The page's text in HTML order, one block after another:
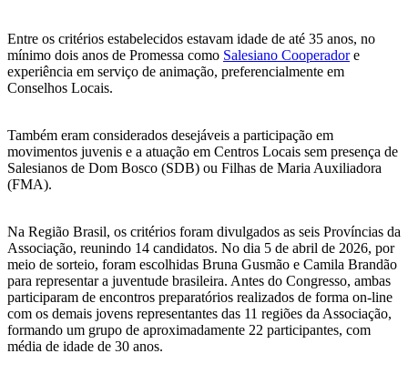
Entre os critérios estabelecidos estavam idade de até 35 anos, no
mínimo dois anos de Promessa como Salesiano Cooperadore
experiência em serviço de animação, preferencialmente em
Conselhos Locais.
Também eram considerados desejáveis a participação em
movimentos juvenis e a atuação em Centros Locais sem presença de
Salesianos de Dom Bosco (SDB) ou Filhas de Maria Auxiliadora
(FMA).
Na Região Brasil, os critérios foram divulgados as seis Províncias da
Associação, reunindo 14 candidatos. No dia 5 de abril de 2026, por
meio de sorteio, foram escolhidas Bruna Gusmão e Camila Brandão
para representar a juventude brasileira. Antes do Congresso, ambas
participaram de encontros preparatórios realizados de forma on-line
com os demais jovens representantes das 11 regiões da Associação,
formando um grupo de aproximadamente 22 participantes, com
média de idade de 30 anos.